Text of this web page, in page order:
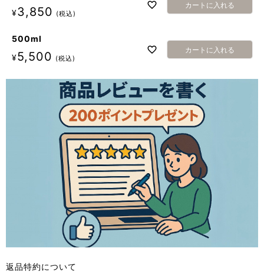
¥3,850 税込
カートに入れる
500ml
¥5,500 税込
カートに入れる
返品特約について